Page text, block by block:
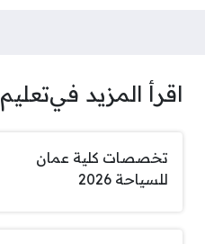
اقرأ المزيد فيتعليم
تخصصات كلية عمان
للسياحة 2026